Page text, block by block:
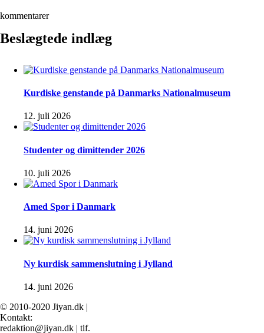
kommentarer
Beslægtede indlæg
Kurdiske genstande på Danmarks Nationalmuseum
12. juli 2026
Studenter og dimittender 2026
10. juli 2026
Amed Spor i Danmark
14. juni 2026
Ny kurdisk sammenslutning i Jylland
14. juni 2026
© 2010-2020 Jiyan.dk |
Kontakt:
redaktion@jiyan.dk | tlf.